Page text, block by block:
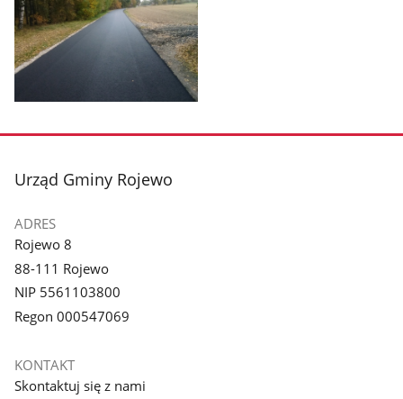
galerii.
stopka
Urząd Gminy Rojewo
ADRES
Rojewo 8
88-111 Rojewo
NIP 5561103800
Regon 000547069
KONTAKT
Skontaktuj się z nami